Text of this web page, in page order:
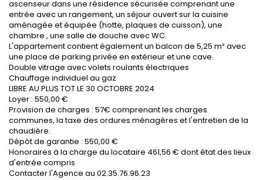
ascenseur dans une résidence sécurisée comprenant une
entrée avec un rangement, un séjour ouvert sur la cuisine
aménagée et équipée (hotte, plaques de cuisson), une
chambre , une salle de douche avec WC.
L'appartement contient également un balcon de 5,25 m² avec
une place de parking privée en extérieur et une cave.
Double vitrage avec volets roulants électriques
Chauffage individuel au gaz
LIBRE AU PLUS TOT LE 30 OCTOBRE 2024
Loyer : 550,00 €
Provision de charges : 57€ comprenant les charges
communes, la taxe des ordures ménagères et l'entretien de la
chaudière.
Dépôt de garantie : 550,00 €
Honoraires à la charge du locataire 461,56 € dont état des lieux
d'entrée compris
Contacter l'Agence au 02.35.76.96.23